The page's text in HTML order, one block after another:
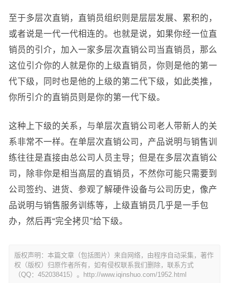
至于多层次直销，直销员组织则是层层发展、累积的，
或者说是一代一代相连的。也就是说，如果你经一位直
销员的引介，加入一家多层次直销公司当直销员，那么
这位引介你的人就是你的上级直销员，你则是他的第一
代下级，同时也是他的上级的第二代下级，如此类推，
你所引介的直销员则是你的第一代下级。
这种上下级的关系，与单层次直销公司老人带新人的关
系非常不一样。在单层次直销公司，产品说明与销售训
练往往是直接由总公司人员主导；但是在多层次直销公
司，除非你是相当高层的直销员，不然你可能只需要到
公司签约、进货、参观了解硬件设备与公司历史，像产
品说明与销售服务训练等，上级直销员几乎是一手包
办，然后再“完全拷贝”给下级。
版权声明：本篇文章（包括图片）来自网络，由程序自动采集，著作
权（版权）归原作者所有，如有侵权联系我们删除，联系方式
（QQ：452038415）。http://www.iqinshuo.com/1952.html